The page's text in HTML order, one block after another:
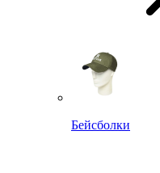
Бейсболки